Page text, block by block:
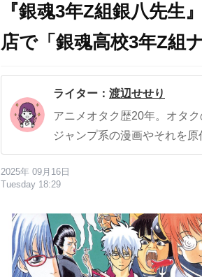
『銀魂3年Z組銀八先生
店で「銀魂高校3年Z組
ライター： 渡辺せせり
アニメオタク歴20年。オタ
ジャンプ系の漫画やそれを
2025年 09月16日
Tuesday 18:29